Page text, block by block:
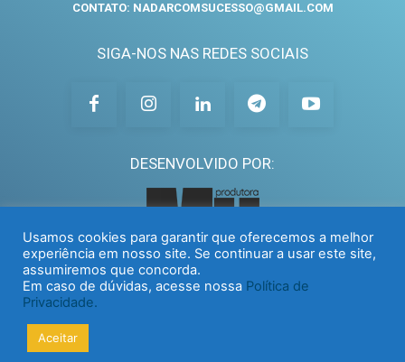
CONTATO: NADARCOMSUCESSO@GMAIL.COM
SIGA-NOS NAS REDES SOCIAIS
DESENVOLVIDO POR:
Usamos cookies para garantir que oferecemos a melhor
experiência em nosso site. Se continuar a usar este site,
assumiremos que concorda.
Em caso de dúvidas, acesse nossa Política de
Privacidade.
Aceitar